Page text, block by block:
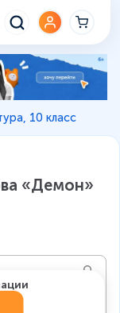
10 класс
«Демон»